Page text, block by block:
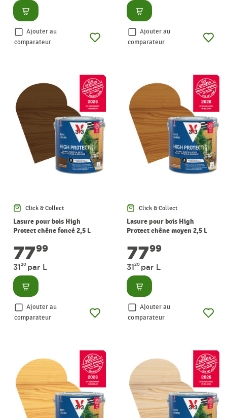
Consulter
Ajouter au
comparateur
Consulter
Ajouter au
comparateur
Click & Collect
Lasure pour bois High
Protect chêne foncé 2,5 L
7799
3120 par L
Consulter
Ajouter au
comparateur
Click & Collect
Lasure pour bois High
Protect chêne moyen 2,5 L
7799
3120 par L
Consulter
Ajouter au
comparateur